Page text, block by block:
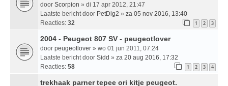
door Scorpion » di 17 apr 2012, 21:47
Laatste bericht door PetDig2 » za 05 nov 2016, 13:40
Reacties: 32 1 2 3
2004 - Peugeot 807 SV - peugeotlover
door peugeotlover » wo 01 jun 2011, 07:24
Laatste bericht door Sidd » za 20 aug 2016, 17:32
Reacties: 58 1 2 3 4
trekhaak parner tepee ori kitje peugeot.